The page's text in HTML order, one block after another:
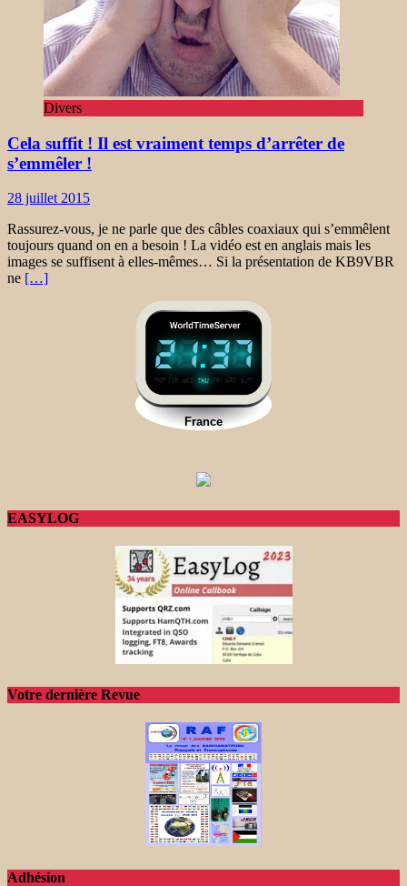
Divers
Cela suffit ! Il est vraiment temps d’arrêter de
s’emmêler !
28 juillet 2015
Rassurez-vous, je ne parle que des câbles coaxiaux qui s’emmêlent
toujours quand on en a besoin ! La vidéo est en anglais mais les
images se suffisent à elles-mêmes… Si la présentation de KB9VBR
ne […]
EASYLOG
Votre dernière Revue
Adhésion